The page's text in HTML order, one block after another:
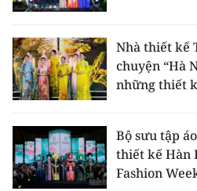
Nhà thiết kế
chuyện “Hà
những thiết
Bộ sưu tập
thiết kế Hàn
Fashion